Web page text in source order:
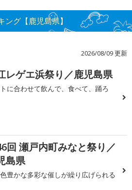
グ【鹿児島県】
2026/08/09 更新
レゲエ浜祭り／鹿児島県
に合わせて飲んで、食べて、踊ろ
回 瀬戸内町みなと祭り／
島県
豊かな多彩な催しが繰り広げられる